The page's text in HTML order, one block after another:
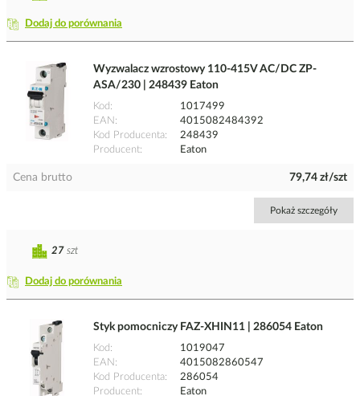
Dodaj do porównania
Wyzwalacz wzrostowy 110-415V AC/DC ZP-
ASA/230 | 248439 Eaton
Kod
1017499
EAN
4015082484392
Kod Producenta
248439
Producent
Eaton
Cena brutto 79,74 zł/szt
Pokaż szczegóły
Dodaj do porównania
27 szt
Styk pomocniczy FAZ-XHIN11 | 286054 Eaton
Kod
1019047
EAN
4015082860547
Kod Producenta
286054
Producent
Eaton